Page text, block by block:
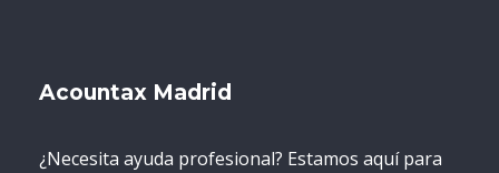
Acountax Madrid
¿Necesita ayuda profesional? Estamos aquí para